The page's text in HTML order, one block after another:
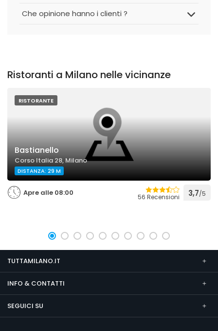
Che opinione hanno i clienti ?
Ristoranti a Milano nelle vicinanze
RISTORANTE
Bastianello
Corso Italia 28, Milano
DISTANZA: 29 M
Apre alle 08:00 56 Recensioni 3,7/5
TUTTAMILANO.IT
INFO & CONTATTI
SEGUICI SU